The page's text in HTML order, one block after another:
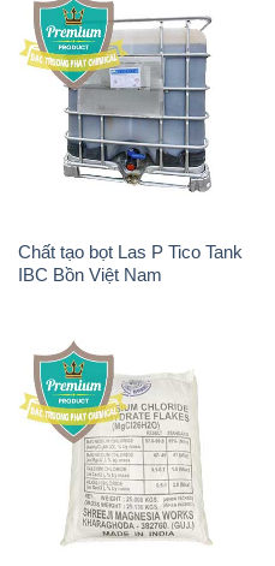
Chất tạo bọt Las P Tico Tank
IBC Bồn Việt Nam